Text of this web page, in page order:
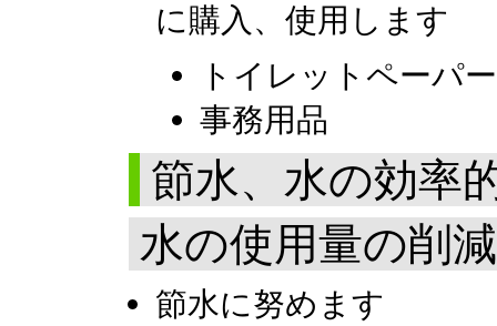
に購入、使用します
トイレットペーパー
事務用品
節水、水の効率
水の使用量の削減
節水に努めます